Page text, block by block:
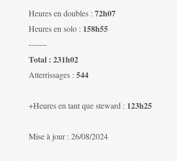
Heures en doubles :72h07
Heures en solo : 158h55
-------
Total : 231h02
Atterrissages :544
+Heures en tant que steward : 123h25
Mise à jour : 26/08/2024